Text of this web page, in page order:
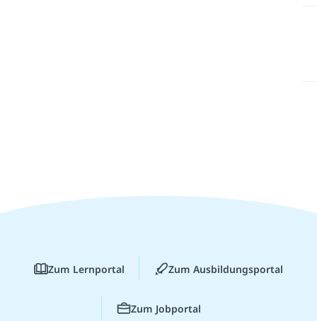
Zum Lernportal Zum Ausbildungsportal
Zum Jobportal